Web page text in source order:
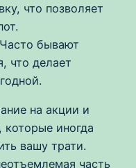
что позволяет
Часто бывают
что делает
на акции и
иногда
вашу трати.
часть